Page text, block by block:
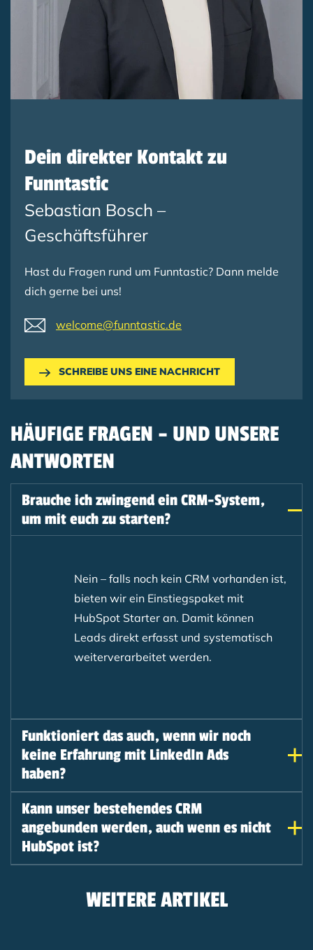
Dein direkter Kontakt zu
Funntastic
Sebastian Bosch –
Geschäftsführer
Hast du Fragen rund um Funntastic? Dann melde
dich gerne bei uns!
welcome@funntastic.de
SCHREIBE UNS EINE NACHRICHT
HÄUFIGE FRAGEN – UND UNSERE
ANTWORTEN
Brauche ich zwingend ein CRM-System,
um mit euch zu starten?
Nein – falls noch kein CRM vorhanden ist,
bieten wir ein Einstiegspaket mit
HubSpot Starter an. Damit können
Leads direkt erfasst und systematisch
weiterverarbeitet werden.
Funktioniert das auch, wenn wir noch
keine Erfahrung mit LinkedIn Ads
haben?
Kann unser bestehendes CRM
angebunden werden, auch wenn es nicht
HubSpot ist?
WEITERE ARTIKEL